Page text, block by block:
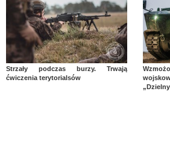
Strzały podczas burzy. Trwają
ćwiczenia terytorialsów